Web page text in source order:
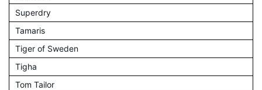
Superdry
Tamaris
Tiger of Sweden
Tigha
Tom Tailor